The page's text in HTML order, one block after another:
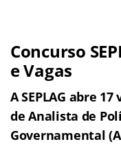
Concurso
e Vagas
A SEPLAG abre
de Analista de
Governamental